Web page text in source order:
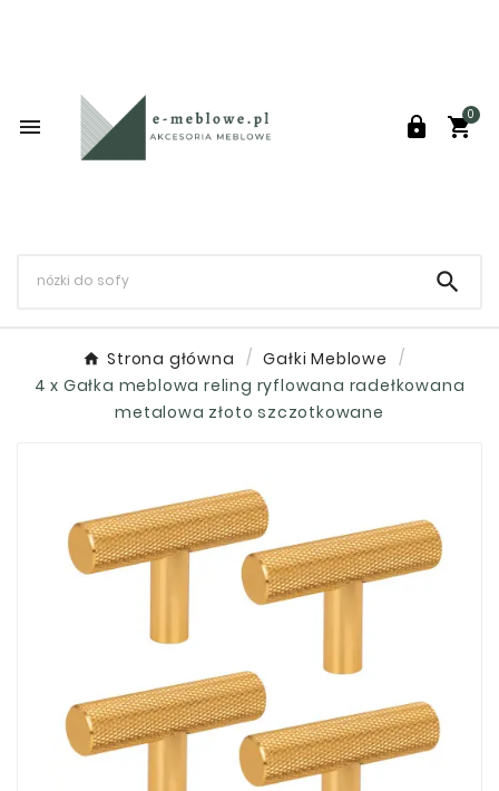
  
0

Strona główna
Gałki Meblowe
4 x Gałka meblowa reling ryflowana radełkowana
metalowa złoto szczotkowane